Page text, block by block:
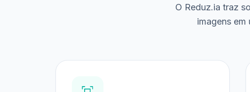
O Reduz.ia traz
imagens